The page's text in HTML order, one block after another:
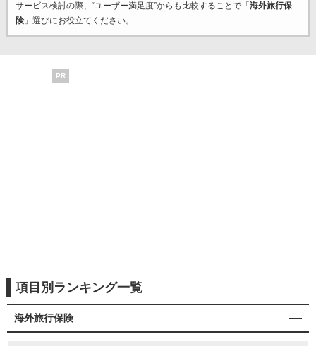
サービス検討の際、“ユーザー満足度”からも比較することで「 海外旅行保
険」選びにお役立てください。
PR
項目別ランキング一覧
海外旅行保険